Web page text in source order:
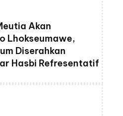
Akan
Lhokseumawe,
Diserahkan
Hasbi Refresentatif